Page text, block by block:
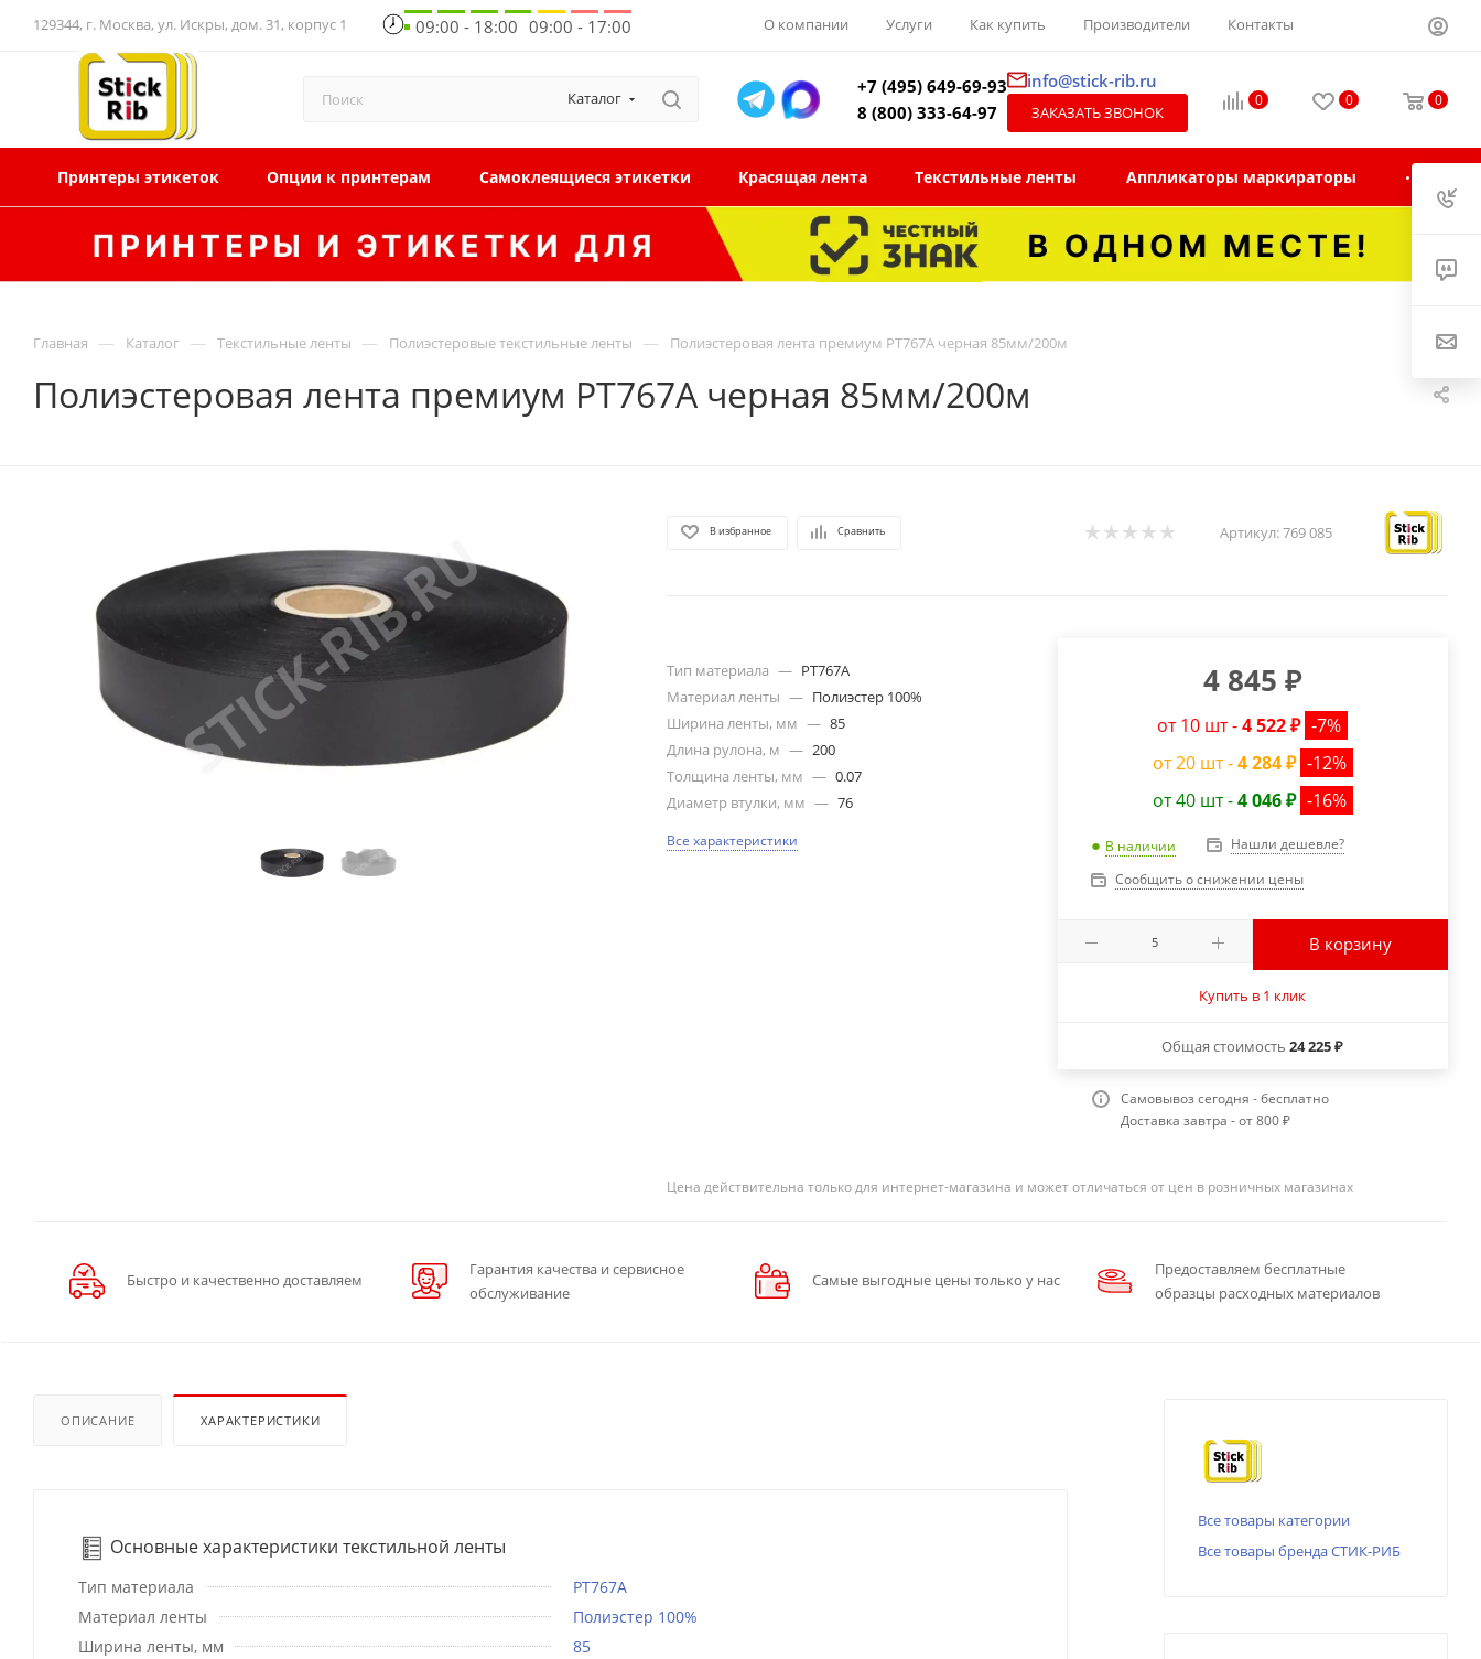
129344, г. Москва, ул. Искры, дом. 31, корпус 1 09:00 - 18:00 09:00 - 17:00 О компании Услуги Как купить Производители Контакты
Каталог
+7 (495) 649-69-93
8 (800) 333-64-97
info@stick-rib.ru
ЗАКАЗАТЬ ЗВОНОК
0 0 0
Принтеры этикеток Опции к принтерам Самоклеящиеся этикетки Красящая лента Текстильные ленты Аппликаторы маркираторы
Главная — Каталог — Текстильные ленты — Полиэстеровые текстильные ленты — Полиэстеровая лента премиум PT767A черная 85мм/200м
Полиэстеровая лента премиум PT767A черная 85мм/200м
В избранное Сравнить Артикул:769 085
Тип материала — PT767A
Материал ленты — Полиэстер 100%
Ширина ленты, мм — 85
Длина рулона, м — 200
Толщина ленты, мм — 0.07
Диаметр втулки, мм — 76
Все характеристики
4 845 ₽
от 10 шт -4 522 ₽ -7%
от 20 шт -4 284 ₽ -12%
от 40 шт -4 046 ₽ -16%
В наличии
Нашли дешевле?
Сообщить о снижении цены
В корзину
Купить в 1 клик
Общая стоимость24 225 ₽
Самовывоз сегодня - бесплатно
Доставка завтра - от 800 ₽
Цена действительна только для интернет-магазина и может отличаться от цен в розничных магазинах
Быстро и качественно доставляем
Гарантия качества и сервисное
обслуживание
Самые выгодные цены только у нас
Предоставляем бесплатные
образцы расходных материалов
ОПИСАНИЕ ХАРАКТЕРИСТИКИ
Основные характеристики текстильной ленты
Тип материала
PT767A
Материал ленты
Полиэстер 100%
Ширина ленты, мм
85
Все товары категории
Все товары бренда СТИК-РИБ